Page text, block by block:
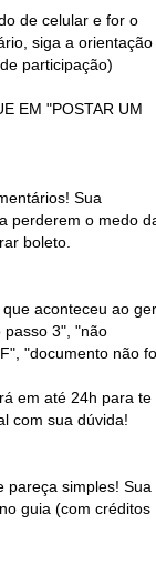
de celular e for o
siga a orientação
participação)
EM "POSTAR UM
Sua
perderem o medo
boleto.
aconteceu ao
passo 3", "não
"documento não
em até 24h para te
com sua dúvida!
pareça simples! Sua
guia (com créditos